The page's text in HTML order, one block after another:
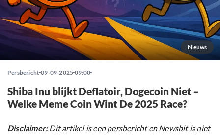
Nieuws
Persbericht 09-09-2025 09:00
Shiba Inu blijkt Deflatoir, Dogecoin Niet –
Welke Meme Coin Wint De 2025 Race?
Disclaimer:Dit artikel is een persbericht en Newsbit is niet